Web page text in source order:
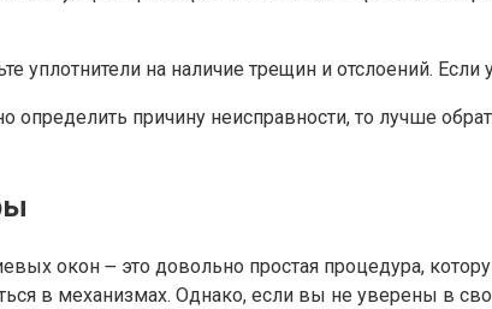
уплотнители на наличие трещин и отслоений.
определить причину неисправности, то лучше
окон ౼ это довольно простая процедура,
в механизмах. Однако, если вы не уверены в